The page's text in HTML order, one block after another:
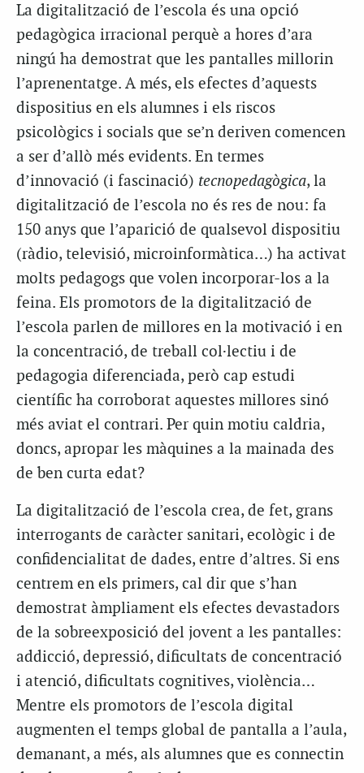
La digitalització de l’escola és una opció
pedagògica irracional perquè a hores d’ara
ningú ha demostrat que les pantalles millorin
l’aprenentatge. A més, els efectes d’aquests
dispositius en els alumnes i els riscos
psicològics i socials que se’n deriven comencen
a ser d’allò més evidents. En termes
d’innovació (i fascinació) tecnopedagògica, la
digitalització de l’escola no és res de nou: fa
150 anys que l’aparició de qualsevol dispositiu
(ràdio, televisió, microinformàtica…) ha activat
molts pedagogs que volen incorporar-los a la
feina. Els promotors de la digitalització de
l’escola parlen de millores en la motivació i en
la concentració, de treball col·lectiu i de
pedagogia diferenciada, però cap estudi
científic ha corroborat aquestes millores sinó
més aviat el contrari. Per quin motiu caldria,
doncs, apropar les màquines a la mainada des
de ben curta edat?
La digitalització de l’escola crea, de fet, grans
interrogants de caràcter sanitari, ecològic i de
confidencialitat de dades, entre d’altres. Si ens
centrem en els primers, cal dir que s’han
demostrat àmpliament els efectes devastadors
de la sobreexposició del jovent a les pantalles:
addicció, depressió, dificultats de concentració
i atenció, dificultats cognitives, violència…
Mentre els promotors de l’escola digital
augmenten el temps global de pantalla a l’aula,
demanant, a més, als alumnes que es connectin